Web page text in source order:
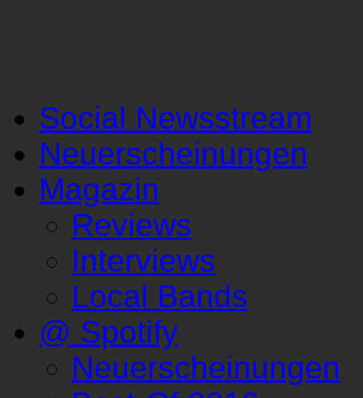
Social Newsstream
Neuerscheinungen
Magazin
Reviews
Interviews
Local Bands
@ Spotify
Neuerscheinungen